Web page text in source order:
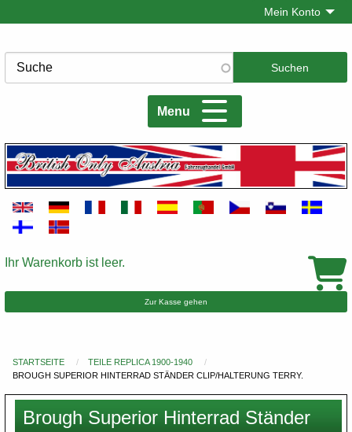
zum
Mein Konto
Suche
Menu
Warenkorb
Ihr Warenkorb ist leer.
Zur Kasse gehen
Du
hier
STARTSEITE
TEILE REPLICA 1900-1940
BROUGH SUPERIOR HINTERRAD STÄNDER CLIP/HALTERUNG TERRY.
Brough Superior Hinterrad Ständer